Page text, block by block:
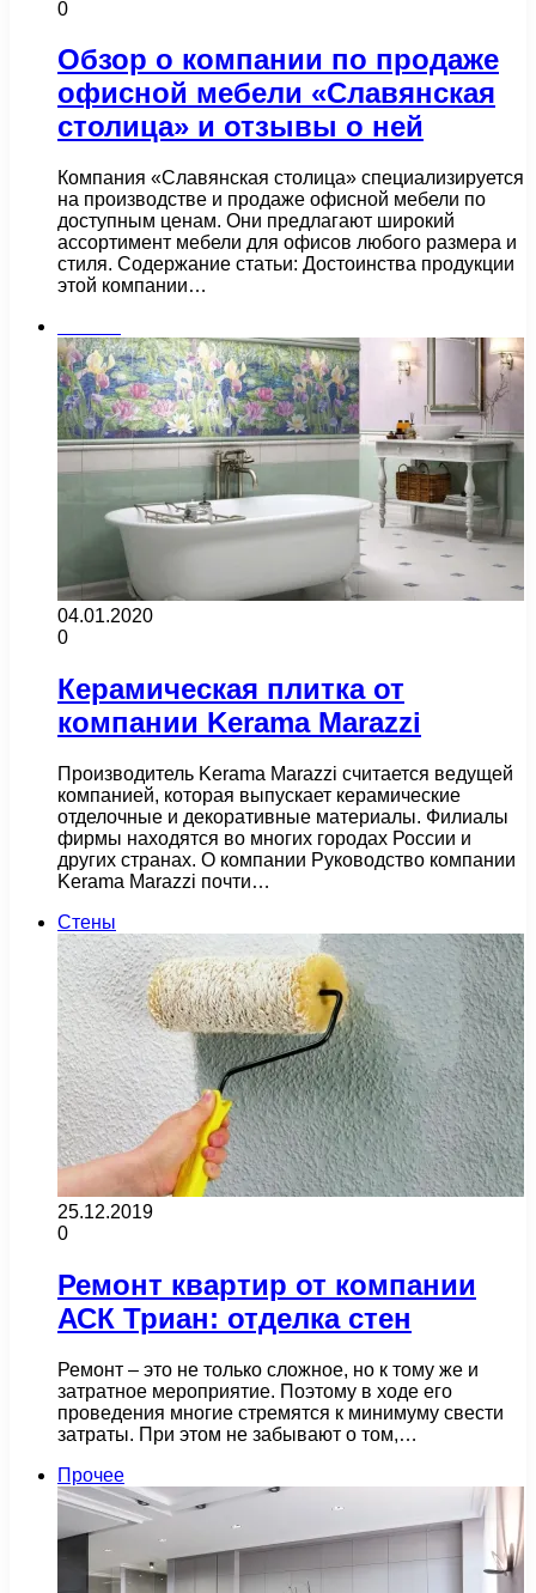
0
Обзор о компании по продаже
офисной мебели «Славянская
столица» и отзывы о ней
Компания «Славянская столица» специализируется
на производстве и продаже офисной мебели по
доступным ценам. Они предлагают широкий
ассортимент мебели для офисов любого размера и
стиля. Содержание статьи: Достоинства продукции
этой компании…
04.01.2020
0
Керамическая плитка от
компании Kerama Marazzi
Производитель Kerama Marazzi считается ведущей
компанией, которая выпускает керамические
отделочные и декоративные материалы. Филиалы
фирмы находятся во многих городах России и
других странах. О компании Руководство компании
Kerama Marazzi почти…
Стены
25.12.2019
0
Ремонт квартир от компании
АСК Триан: отделка стен
Ремонт – это не только сложное, но к тому же и
затратное мероприятие. Поэтому в ходе его
проведения многие стремятся к минимуму свести
затраты. При этом не забывают о том,…
Прочее